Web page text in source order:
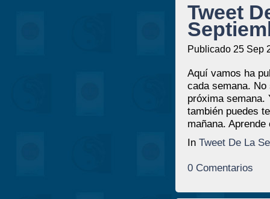
Tweet
Publicado 25 Sep
Aquí vamos ha
cada semana.
próxima semana.
también puedes
mañana.
In Tweet De La
0 Comentarios